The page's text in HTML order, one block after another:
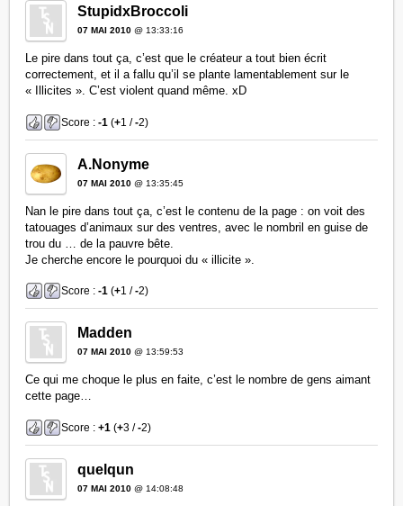
StupidxBroccoli
07 MAI 2010 @ 13:33:16
Le pire dans tout ça, c’est que le créateur a tout bien écrit
correctement, et il a fallu qu’il se plante lamentablement sur le
« Illicites ». C’est violent quand même. xD
Score :-1 (+1 /-2)
A.Nonyme
07 MAI 2010 @ 13:35:45
Nan le pire dans tout ça, c’est le contenu de la page : on voit des
tatouages d’animaux sur des ventres, avec le nombril en guise de
trou du … de la pauvre bête.
Je cherche encore le pourquoi du « illicite ».
Score :-1 (+1 /-2)
Madden
07 MAI 2010 @ 13:59:53
Ce qui me choque le plus en faite, c’est le nombre de gens aimant
cette page…
Score :+1 (+3 /-2)
quelqun
07 MAI 2010 @ 14:08:48